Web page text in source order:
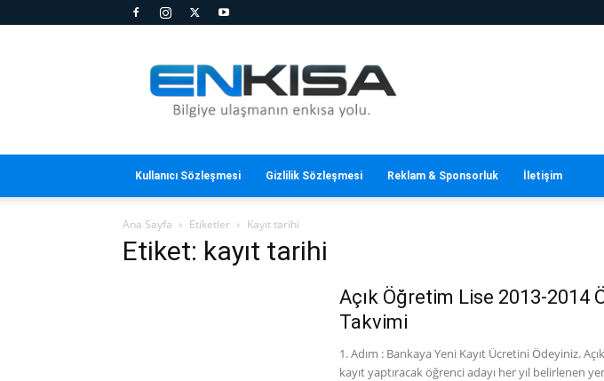
Kısa
Kullanıcı Sözleşmesi Gizlilik Sözleşmesi Reklam & Sponsorluk İletişim
Ana Sayfa Etiketler Kayıt tarihi
Etiket: kayıt tarihi
Açık Öğretim Lise 2013-2014
Takvimi
1. Adım : Bankaya Yeni Kayıt Ücretini Ödeyiniz.
kayıt yaptıracak öğrenci adayı her yıl belirlenen